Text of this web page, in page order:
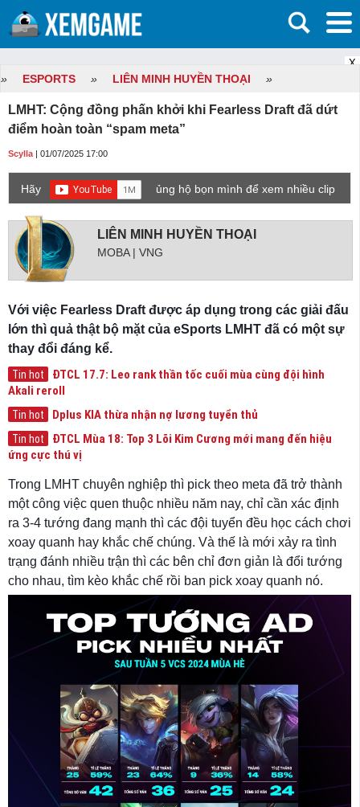
X
» ESPORTS » LIÊN MINH HUYỀN THOẠI »
LMHT: Cộng đồng phấn khởi khi Fearless Draft đã dứt
điểm hoàn toàn “spam meta”
Scylla | 01/07/2025 17:00
Hãy
ủng hộ bọn mình để xem nhiều clip
LIÊN MINH HUYỀN THOẠI
MOBA | VNG
Với việc Fearless Draft được áp dụng trong các giải đấu
lớn thì quả thật bộ mặt của eSports LMHT đã có một sự
thay đổi đáng kể.
Tin hot
ĐTCL 17.7: Leo rank thần tốc cuối mùa cùng đội hình
Akali reroll
Tin hot Dplus KIA thừa nhận nợ lương tuyển thủ
Tin hot
ĐTCL Mùa 18: Top 3 Lõi Kim Cương mới mang đến hiệu
ứng cực thú vị
Trong LMHT chuyên nghiệp thì pick theo meta đã trở thành
một công việc quen thuộc nhiều năm nay, chỉ cần xác định
ra 3-4 tướng đang mạnh thì các đội tuyển đều học cách chơi
xoay quanh hay khắc chế chúng. Và thế là mới xảy ra tình
trạng đánh nhiều trận thì các bên chỉ đơn giản là đổi tướng
cho nhau, tìm kèo khắc chế rồi ban pick xoay quanh nó.